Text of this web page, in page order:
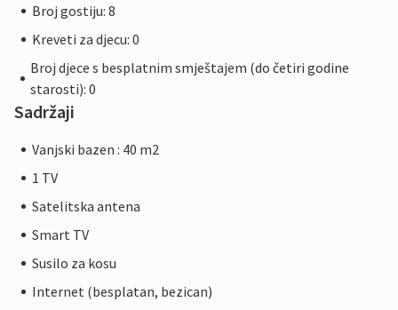
Broj gostiju: 8
Kreveti za djecu: 0
Broj djece s besplatnim smještajem (do četiri godine
starosti): 0
Sadržaji
Vanjski bazen : 40 m2
1 TV
Satelitska antena
Smart TV
Susilo za kosu
Internet (besplatan, bezican)